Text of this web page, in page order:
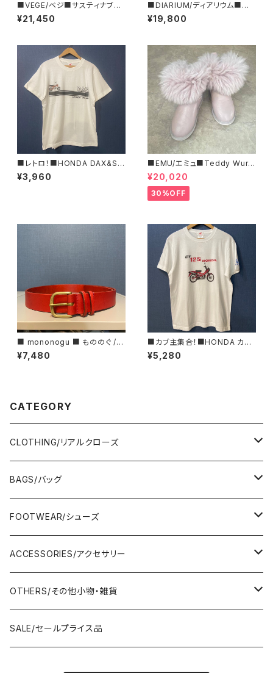
■VEGE/ベジ■サスティナブル
なスニーカーサンダル■スニー
カーの様なサンダル■Bobby
¥21,450
■DIARIUM/ディアリウム■バッ
クフレアーパーカー・ジレ■202
4年春新作！
¥19,800
■レトロ！■HONDA DAX&ST
50ロゴTシャツ/RED■GIFTに
もオススメ
¥3,960
■EMU/エミュ■Teddy Wurr
en■撥水サイドジッパーブーツ
¥20,020
30%OFF
■ mononogu ■ もののぐ /レ
ザーベルト・30ROLL■MADE
IN JAPAN
¥7,480
■カブ主集合！■HONDA カブ
Tシャツ三羽烏■GIFTにもオス
スメ
¥5,280
CATEGORY
CLOTHING/リアルクローズ
TOPS/トップス
Adonisis/アドニシス
AMERICANA/アメリカーナ
BOTOMS/ボトム
Adonisis/アドニシス
amherst/アムハースト
ONE-PIECE/ワンピース
anana/アナナ
J.Sloane/ジェイスロアン
OUTER/アウター
anana/アナナ
BAGS/バッグ
HAND BAG/ハンドバッグ
mononogu/もののぐ
IMPORT/インポート
SHOULDER BAG/ショルダーバッグ
mononogu/もののぐ
IMPORT/インポート
TOTE BAG/トートバッグ
mononogu/もののぐ
OTHERS/その他
FOOTWEAR/シューズ
PUMPS/パンプス
コツコツ
IMPORT/インポート
SANDAL/サンダル
コツコツ
BOOTS/ブーツ
ACCESSORIES/アクセサリー
EARRINGS/イヤリング
RING/指輪
OTHERS/その他小物・雑貨
BELT/ベルト
SALE/セールプライス品